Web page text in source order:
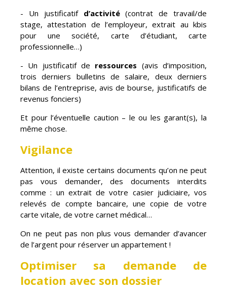
- Un justificatif d’activité(contrat de travail/de
stage, attestation de l’employeur, extrait au kbis
pour une société, carte d’étudiant, carte
professionnelle…)
- Un justificatif de ressources (avis d’imposition,
trois derniers bulletins de salaire, deux derniers
bilans de l’entreprise, avis de bourse, justificatifs de
revenus fonciers)
Et pour l’éventuelle caution – le ou les garant(s), la
même chose.
Vigilance
Attention, il existe certains documents qu’on ne peut
pas vous demander, des documents interdits
comme : un extrait de votre casier judiciaire, vos
relevés de compte bancaire, une copie de votre
carte vitale, de votre carnet médical…
On ne peut pas non plus vous demander d’avancer
de l’argent pour réserver un appartement !
Optimiser sa demande de
location avec son dossier